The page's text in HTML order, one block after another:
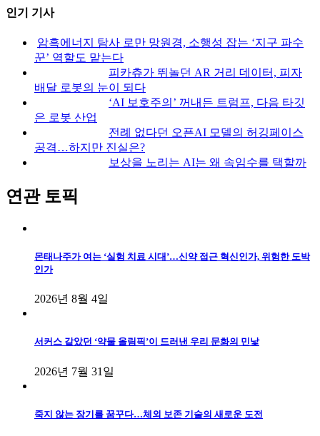
인기 기사
암흑에너지 탐사 로만 망원경, 소행성 잡는 ‘지구 파수
꾼’ 역할도 맡는다
피카츄가 뛰놀던 AR 거리 데이터, 피자
배달 로봇의 눈이 되다
‘AI 보호주의’ 꺼내든 트럼프, 다음 타깃
은 로봇 산업
전례 없다던 오픈AI 모델의 허깅페이스
공격…하지만 진실은?
보상을 노리는 AI는 왜 속임수를 택할까
연관 토픽
몬태나주가 여는 ‘실험 치료 시대’…신약 접근 혁신인가, 위험한 도박
인가
2026년 8월 4일
서커스 같았던 ‘약물 올림픽’이 드러낸 우리 문화의 민낯
2026년 7월 31일
죽지 않는 장기를 꿈꾸다…체외 보존 기술의 새로운 도전